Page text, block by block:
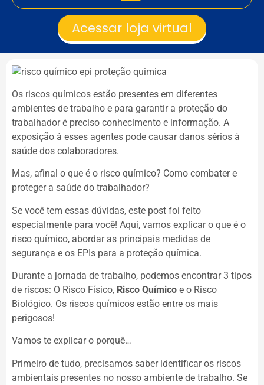
Acessar loja virtual
Os riscos químicos estão presentes em diferentes
ambientes de trabalho e para garantir a proteção do
trabalhador é preciso conhecimento e informação. A
exposição à esses agentes pode causar danos sérios à
saúde dos colaboradores.
Mas, afinal o que é o risco químico? Como combater e
proteger a saúde do trabalhador?
Se você tem essas dúvidas, este post foi feito
especialmente para você! Aqui, vamos explicar o que é o
risco químico, abordar as principais medidas de
segurança e os EPIs para a proteção química.
Durante a jornada de trabalho, podemos encontrar 3 tipos
de riscos: O Risco Físico, Risco Químico e o Risco
Biológico. Os riscos químicos estão entre os mais
perigosos!
Vamos te explicar o porquê…
Primeiro de tudo, precisamos saber identificar os riscos
ambientais presentes no nosso ambiente de trabalho. Se